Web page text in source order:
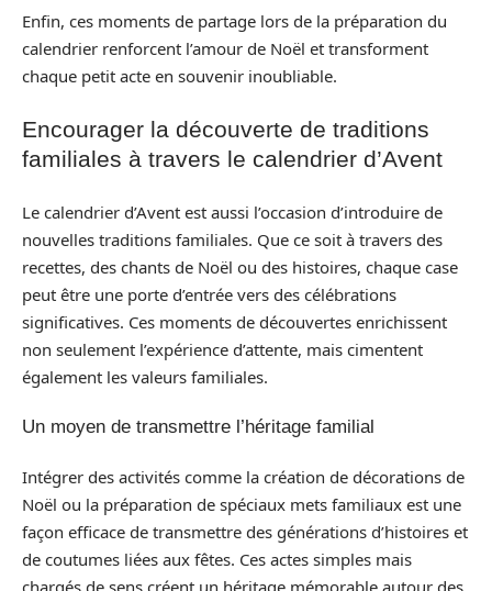
Enfin, ces moments de partage lors de la préparation du
calendrier renforcent l’amour de Noël et transforment
chaque petit acte en souvenir inoubliable.
Encourager la découverte de traditions
familiales à travers le calendrier d’Avent
Le calendrier d’Avent est aussi l’occasion d’introduire de
nouvelles traditions familiales. Que ce soit à travers des
recettes, des chants de Noël ou des histoires, chaque case
peut être une porte d’entrée vers des célébrations
significatives. Ces moments de découvertes enrichissent
non seulement l’expérience d’attente, mais cimentent
également les valeurs familiales.
Un moyen de transmettre l’héritage familial
Intégrer des activités comme la création de décorations de
Noël ou la préparation de spéciaux mets familiaux est une
façon efficace de transmettre des générations d’histoires et
de coutumes liées aux fêtes. Ces actes simples mais
chargés de sens créent un héritage mémorable autour des